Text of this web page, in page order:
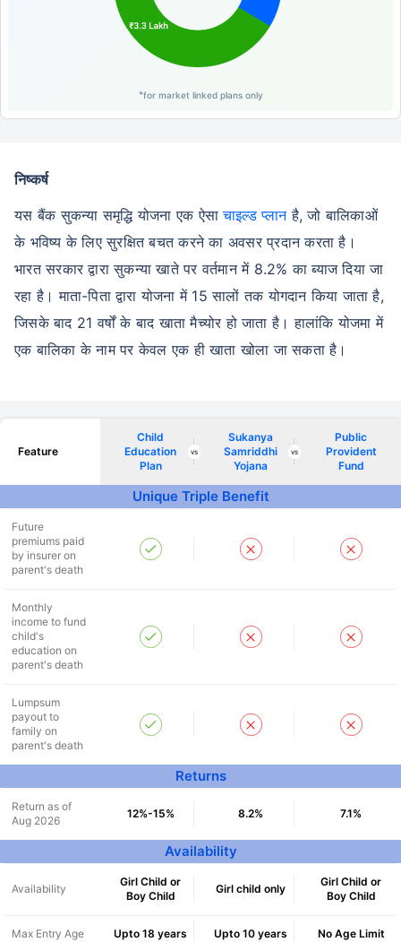
*for market linked plans only
निष्कर्ष
यस बैंक सुकन्या समृद्धि योजना एक ऐसाचाइल्ड प्लानहै, जो बालिकाओं
के भविष्य के लिए सुरक्षित बचत करने का अवसर प्रदान करता है।
भारत सरकार द्वारा सुकन्या खाते पर वर्तमान में 8.2% का ब्याज दिया जा
रहा है। माता-पिता द्वारा योजना में 15 सालों तक योगदान किया जाता है,
जिसके बाद 21 वर्षों के बाद खाता मैच्योर हो जाता है। हालांकि योजमा में
एक बालिका के नाम पर केवल एक ही खाता खोला जा सकता है।
Feature
Child
Education
Plan
vs
Sukanya
Samriddhi
Yojana
vs
Public
Provident
Fund
Unique Triple Benefit
Future
premiums paid
by insurer on
parent's death
Monthly
income to fund
child's
education on
parent's death
Lumpsum
payout to
family on
parent's death
Returns
Return as of
Aug 2026
12%-15% 8.2% 7.1%
Availability
Availability
Girl Child or
Boy Child
Girl child only
Girl Child or
Boy Child
Max Entry Age Upto 18 years Upto 10 years No Age Limit